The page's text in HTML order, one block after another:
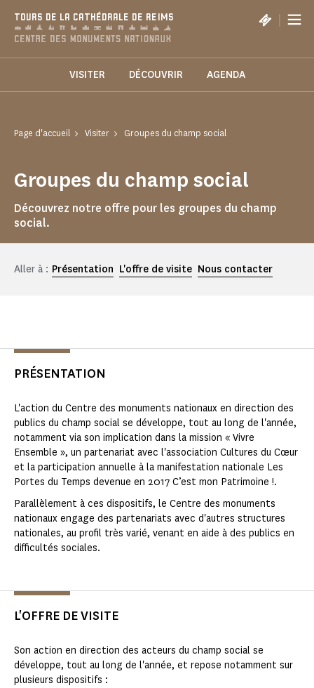
TOURS DE LA CATHÉDRALE DE REIMS |
VISITER DÉCOUVRIR AGENDA
Page d'accueil Visiter Groupes du champ social
Groupes du champ social
Découvrez notre offre pour les groupes du champ
social.
Aller à : Présentation L'offre de visite Nous contacter
PRÉSENTATION
L'action du Centre des monuments nationaux en direction des
publics du champ social se développe, tout au long de l'année,
notamment via son implication dans la mission « Vivre
Ensemble », un partenariat avec l'association Cultures du Cœur
et la participation annuelle à la manifestation nationale Les
Portes du Temps devenue en 2017 C’est mon Patrimoine !.
Parallèlement à ces dispositifs, le Centre des monuments
nationaux engage des partenariats avec d'autres structures
nationales, au profil très varié, venant en aide à des publics en
difficultés sociales.
L'OFFRE DE VISITE
Son action en direction des acteurs du champ social se
développe, tout au long de l'année, et repose notamment sur
plusieurs dispositifs :